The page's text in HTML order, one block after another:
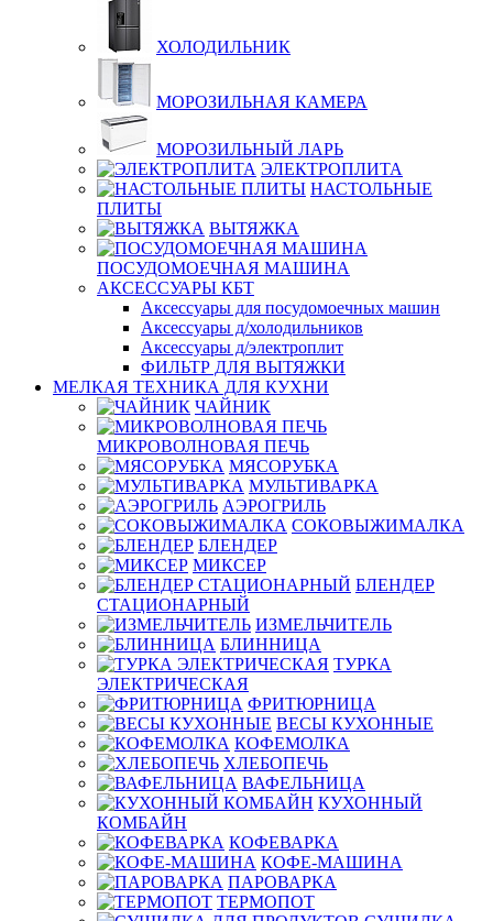
ХОЛОДИЛЬНИК
МОРОЗИЛЬНАЯ КАМЕРА
МОРОЗИЛЬНЫЙ ЛАРЬ
ЭЛЕКТРОПЛИТА
НАСТОЛЬНЫЕ
ПЛИТЫ
ВЫТЯЖКА
ПОСУДОМОЕЧНАЯ МАШИНА
АКСЕССУАРЫ КБТ
Аксессуары для посудомоечных машин
Аксессуары д/холодильников
Аксессуары д/электроплит
ФИЛЬТР ДЛЯ ВЫТЯЖКИ
МЕЛКАЯ ТЕХНИКА ДЛЯ КУХНИ
ЧАЙНИК
МИКРОВОЛНОВАЯ ПЕЧЬ
МЯСОРУБКА
МУЛЬТИВАРКА
АЭРОГРИЛЬ
СОКОВЫЖИМАЛКА
БЛЕНДЕР
МИКСЕР
БЛЕНДЕР
СТАЦИОНАРНЫЙ
ИЗМЕЛЬЧИТЕЛЬ
БЛИННИЦА
ТУРКА
ЭЛЕКТРИЧЕСКАЯ
ФРИТЮРНИЦА
ВЕСЫ КУХОННЫЕ
КОФЕМОЛКА
ХЛЕБОПЕЧЬ
ВАФЕЛЬНИЦА
КУХОННЫЙ
КОМБАЙН
КОФЕВАРКА
КОФЕ-МАШИНА
ПАРОВАРКА
ТЕРМОПОТ